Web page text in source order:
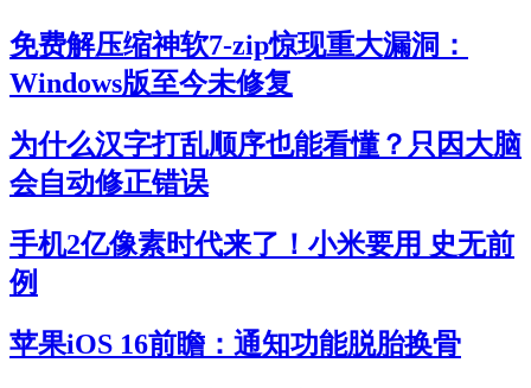
免费解压缩神软7-zip惊现重大漏洞：
Windows版至今未修复
为什么汉字打乱顺序也能看懂？只因大脑
会自动修正错误
手机2亿像素时代来了！小米要用 史无前
例
苹果iOS 16前瞻：通知功能脱胎换骨